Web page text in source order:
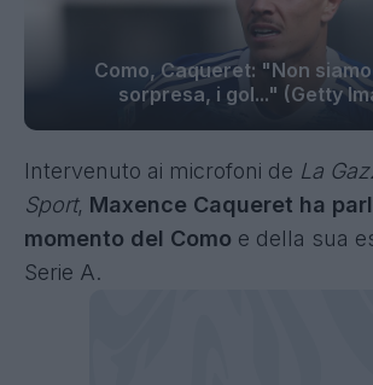
Como, Caqueret: "Non
sorpresa, i gol..." (Getty
Intervenuto ai microfoni de La
Sport, Maxence Caqueret ha
momento del Como e della sua
Serie A.